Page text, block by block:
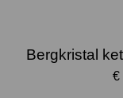
Bergkristal
€